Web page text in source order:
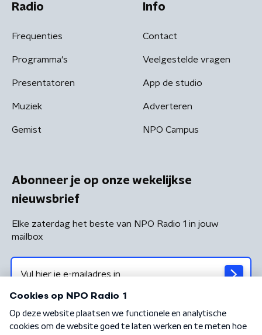
Radio
Frequenties
Programma's
Presentatoren
Muziek
Gemist
Info
Contact
Veelgestelde vragen
App de studio
Adverteren
NPO Campus
Abonneer je op onze wekelijkse
nieuwsbrief
Elke zaterdag het beste van NPO Radio 1 in jouw
mailbox